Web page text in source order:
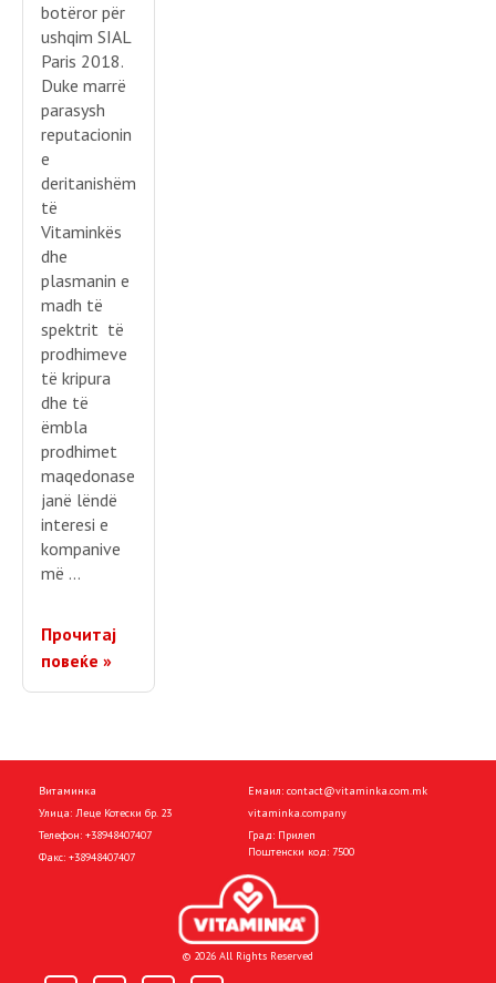
botëror për
ushqim SIAL
Paris 2018.
Duke marrë
parasysh
reputacionin
e
deritanishëm
të
Vitaminkës
dhe
plasmanin e
madh të
spektrit të
prodhimeve
të kripura
dhe të
ëmbla
prodhimet
maqedonase
janë lëndë
interesi e
kompanive
më …
Прочитај
повеќе »
Витаминка
Улица: Леце Котески бр. 23
Телефон: +38948407407
Факс: +38948407407
Емаил: contact@vitaminka.com.mk
vitaminka.company
Град: Прилеп
Поштенски код: 7500
© 2026 All Rights Reserved